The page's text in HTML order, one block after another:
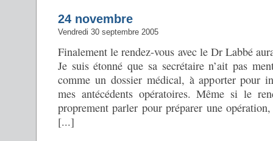
24 novembre
Vendredi 30 septembre 2005
Finalement le rendez-vous avec le Dr Labbé
Je suis étonné que sa secrétaire n’ait pas
comme un dossier médical, à apporter pour
mes antécédents opératoires. Même si le
proprement parler pour préparer une
[...]